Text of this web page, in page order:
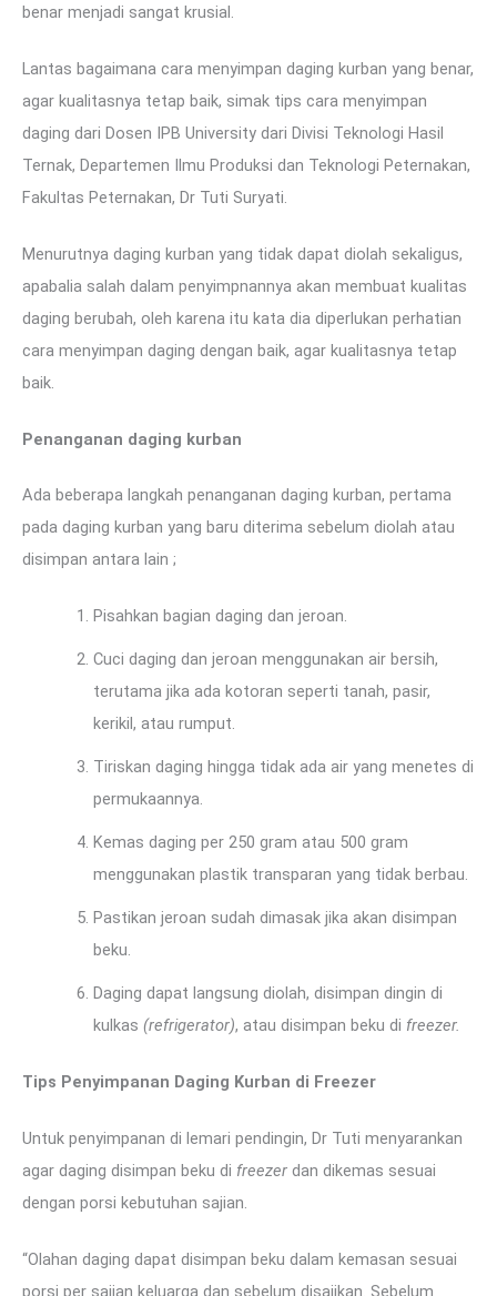
benar menjadi sangat krusial.
Lantas bagaimana cara menyimpan daging kurban yang benar,
agar kualitasnya tetap baik, simak tips cara menyimpan
daging dari Dosen IPB University dari Divisi Teknologi Hasil
Ternak, Departemen Ilmu Produksi dan Teknologi Peternakan,
Fakultas Peternakan, Dr Tuti Suryati.
Menurutnya daging kurban yang tidak dapat diolah sekaligus,
apabalia salah dalam penyimpnannya akan membuat kualitas
daging berubah, oleh karena itu kata dia diperlukan perhatian
cara menyimpan daging dengan baik, agar kualitasnya tetap
baik.
Penanganan daging kurban
Ada beberapa langkah penanganan daging kurban, pertama
pada daging kurban yang baru diterima sebelum diolah atau
disimpan antara lain ;
Pisahkan bagian daging dan jeroan.
Cuci daging dan jeroan menggunakan air bersih,
terutama jika ada kotoran seperti tanah, pasir,
kerikil, atau rumput.
Tiriskan daging hingga tidak ada air yang menetes di
permukaannya.
Kemas daging per 250 gram atau 500 gram
menggunakan plastik transparan yang tidak berbau.
Pastikan jeroan sudah dimasak jika akan disimpan
beku.
Daging dapat langsung diolah, disimpan dingin di
kulkas (refrigerator), atau disimpan beku di freezer.
Tips Penyimpanan Daging Kurban di Freezer
Untuk penyimpanan di lemari pendingin, Dr Tuti menyarankan
agar daging disimpan beku di freezer dan dikemas sesuai
dengan porsi kebutuhan sajian.
“Olahan daging dapat disimpan beku dalam kemasan sesuai
porsi per sajian keluarga dan sebelum disajikan. Sebelum